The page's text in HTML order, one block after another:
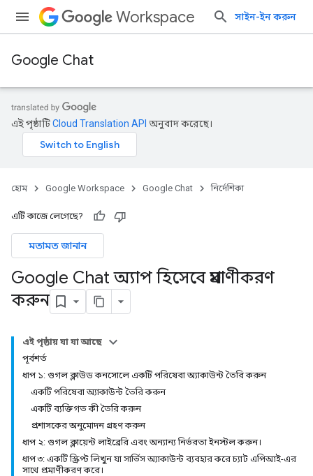
Workspace সাইন-ইন করুন
Google Chat
এই পৃষ্ঠাটিCloud Translation API অনুবাদ করেছে।
হোম Google Workspace Google Chat নির্দেশিকা
এটি কাজে লেগেছে?
মতামত জানান
Google Chat অ্যাপ হিসেবে প্রমাণীকরণ
করুন
এই পৃষ্ঠায় যা যা আছে
পূর্বশর্ত
ধাপ ১: গুগল ক্লাউড কনসোলে একটি পরিষেবা অ্যাকাউন্ট তৈরি করুন
একটি পরিষেবা অ্যাকাউন্ট তৈরি করুন
একটি ব্যক্তিগত কী তৈরি করুন
প্রশাসকের অনুমোদন গ্রহণ করুন
ধাপ ২: গুগল ক্লায়েন্ট লাইব্রেরি এবং অন্যান্য নির্ভরতা ইনস্টল করুন।
ধাপ ৩: একটি স্ক্রিপ্ট লিখুন যা সার্ভিস অ্যাকাউন্ট ব্যবহার করে চ্যাট এপিআই-এর
সাথে প্রমাণীকরণ করে।